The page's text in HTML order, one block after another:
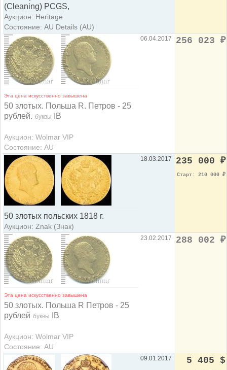
(Cleaning) PCGS,
Аукцион: Heritage
Состояние: AU Details (AU)
Эта цена искусственно завышена
50 злотых. Польша R. Петров - 25
рублей. буквы IB
Аукцион: Wolmar VIP
Состояние: AU
06.04.2017 256 023 ₽
50 злотых польских 1818 г.
Аукцион: Znak (Знак)
18.03.2017 235 000 ₽
Старт: 210 000 ₽
Эта цена искусственно завышена
50 злотых. Польша R Петров - 25
рублей буквы IB
Аукцион: Wolmar VIP
Состояние: AU
23.02.2017 288 002 ₽
09.01.2017 5 405 $